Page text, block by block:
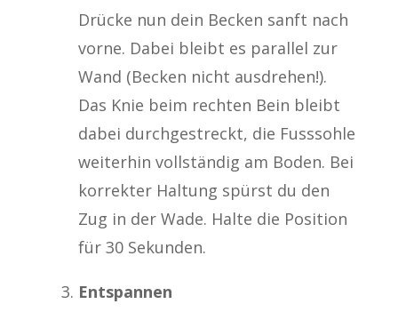
Drücke nun dein Becken sanft nach
vorne. Dabei bleibt es parallel zur
Wand (Becken nicht ausdrehen!).
Das Knie beim rechten Bein bleibt
dabei durchgestreckt, die Fusssohle
weiterhin vollständig am Boden. Bei
korrekter Haltung spürst du den
Zug in der Wade. Halte die Position
für 30 Sekunden.
Entspannen